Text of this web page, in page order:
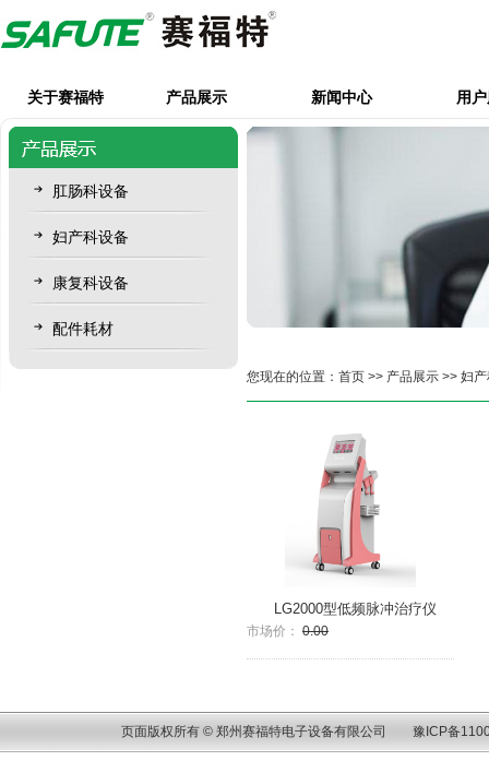
关于赛福特 产品展示 新闻中心 用
肛肠科设备
妇产科设备
康复科设备
配件耗材
您现在的位置： 首页 >> 产品展示 >> 妇
LG2000型低频脉冲治疗仪
市场价： 0.00
页面版权所有 © 郑州赛福特电子设备有限公司 豫ICP备